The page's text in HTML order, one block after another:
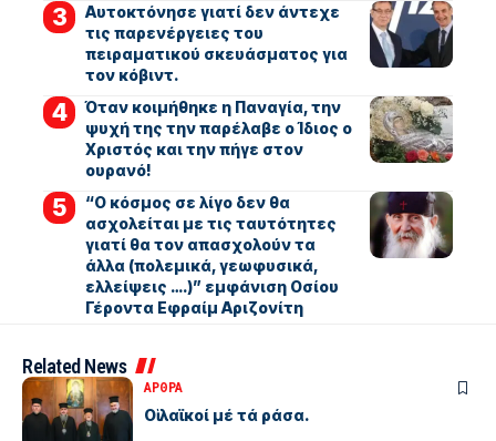
Αυτοκτόνησε γιατί δεν άντεχε
τις παρενέργειες του
πειραματικού σκευάσματος για
τον κόβιντ.
Όταν κοιμήθηκε η Παναγία, την
ψυχή της την παρέλαβε ο Ίδιος ο
Χριστός και την πήγε στον
ουρανό!
“Ο κόσμος σε λίγο δεν θα
ασχολείται με τις ταυτότητες
γιατί θα τον απασχολούν τα
άλλα (πολεμικά, γεωφυσικά,
ελλείψεις ….)” εμφάνιση Οσίου
Γέροντα Εφραίμ Αριζονίτη
Related News
ΑΡΘΡΑ
Οἱ λαϊκοί μέ τά ράσα.